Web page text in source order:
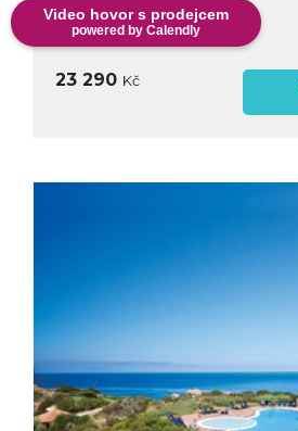
Video hovor s prodejcem
powered by Calendly
3noci
23 290 Kč